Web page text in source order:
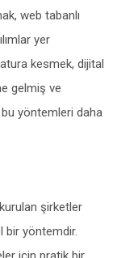
web tabanlı
yer
kesmek, dijital
gelmiş ve
bu yöntemleri daha
şirketler
bir yöntemdir.